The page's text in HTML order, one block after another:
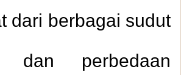
dari berbagai sudut
dan perbedaan